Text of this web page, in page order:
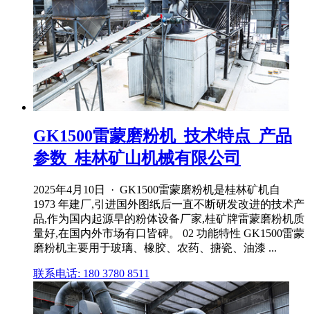
GK1500雷蒙磨粉机_技术特点_产品
参数_桂林矿山机械有限公司
2025年4月10日 · GK1500雷蒙磨粉机是桂林矿机自
1973 年建厂,引进国外图纸后一直不断研发改进的技术产
品,作为国内起源早的粉体设备厂家,桂矿牌雷蒙磨粉机质
量好,在国内外市场有口皆碑。 02 功能特性 GK1500雷蒙
磨粉机主要用于玻璃、橡胶、农药、搪瓷、油漆 ...
联系电话: 180 3780 8511